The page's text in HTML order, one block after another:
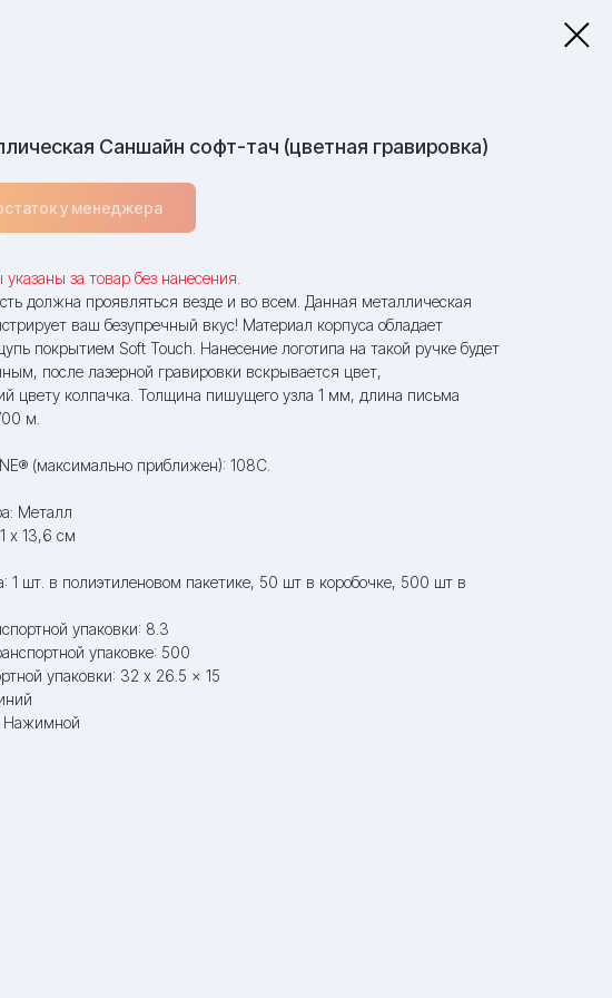
Саншайн софт-тач (цветная гравировка)
у менеджера
за товар без нанесения.
должна проявляться везде и во всем. Данная металлическая
ваш безупречный вкус! Материал корпуса обладает
покрытием Soft Touch. Нанесение логотипа на такой ручке будет
после лазерной гравировки вскрывается цвет,
цвету колпачка. Толщина пишущего узла 1 мм, длина письма
м.
(максимально приближен): 108С.
Металл
x 13,6 см
1 шт. в полиэтиленовом пакетике, 50 шт в коробочке, 500 шт в
упаковки: 8.3
упаковке: 500
упаковки: 32 x 26.5 x 15
Нажимной